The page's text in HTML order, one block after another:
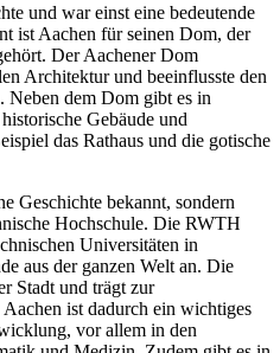
und war einst eine bedeutende
ist Aachen für seinen Dom, der
Der Aachener Dom
Architektur und beeinflusste den
dem Dom gibt es in
Gebäude und
das Rathaus und die gotische
Geschichte bekannt, sondern
Hochschule. Die RWTH
Universitäten in
aus der ganzen Welt an. Die
Stadt und trägt zur
ist dadurch ein wichtiges
vor allem in den